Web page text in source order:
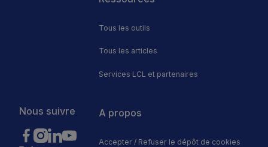
Nous suivre
Tous les outils
Tous les articles
Services LCL et partenaires
A propos
Accepter / Refuser le dépôt de cookies